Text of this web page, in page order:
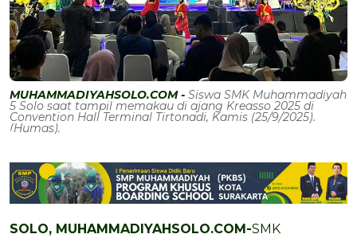
MUHAMMADIYAHSOLO.COM - Siswa SMK Muhammadiyah
5 Solo saat tampil memakau di ajang Kreasso 2025 di
Convention Hall Terminal Tirtonadi, Kamis (25/9/2025).
(Humas).
SOLO, MUHAMMADIYAHSOLO.COM-SMK